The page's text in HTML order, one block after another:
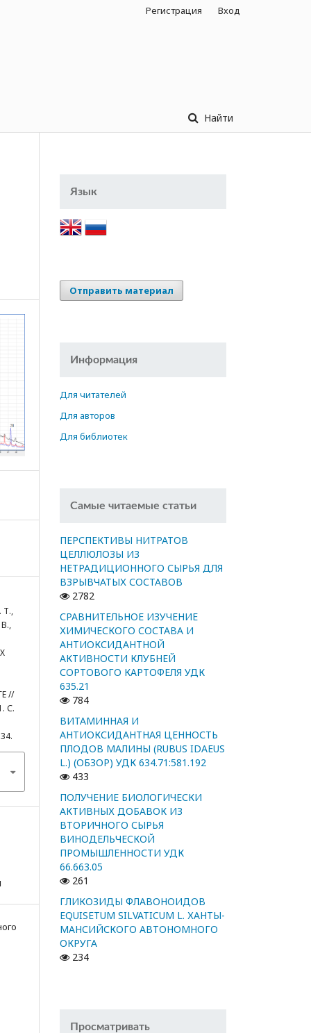
Найти
Регистрация Вход
Т.,
//
С.
Язык
Отправить материал
Информация
Для читателей
Для авторов
Для библиотек
Самые читаемые статьи
ПЕРСПЕКТИВЫ НИТРАТОВ
ЦЕЛЛЮЛОЗЫ ИЗ
НЕТРАДИЦИОННОГО СЫРЬЯ ДЛЯ
ВЗРЫВЧАТЫХ СОСТАВОВ
2782
СРАВНИТЕЛЬНОЕ ИЗУЧЕНИЕ
ХИМИЧЕСКОГО СОСТАВА И
АНТИОКСИДАНТНОЙ
АКТИВНОСТИ КЛУБНЕЙ
СОРТОВОГО КАРТОФЕЛЯ УДК
635.21
784
ВИТАМИННАЯ И
АНТИОКСИДАНТНАЯ ЦЕННОСТЬ
ПЛОДОВ МАЛИНЫ (RUBUS IDAEUS
L.) (ОБЗОР) УДК 634.71:581.192
433
ПОЛУЧЕНИЕ БИОЛОГИЧЕСКИ
АКТИВНЫХ ДОБАВОК ИЗ
ВТОРИЧНОГО СЫРЬЯ
ВИНОДЕЛЬЧЕСКОЙ
ПРОМЫШЛЕННОСТИ УДК
66.663.05
261
ГЛИКОЗИДЫ ФЛАВОНОИДОВ
EQUISETUM SILVATICUM L. ХАНТЫ-
МАНСИЙСКОГО АВТОНОМНОГО
ОКРУГА
234
Просматривать